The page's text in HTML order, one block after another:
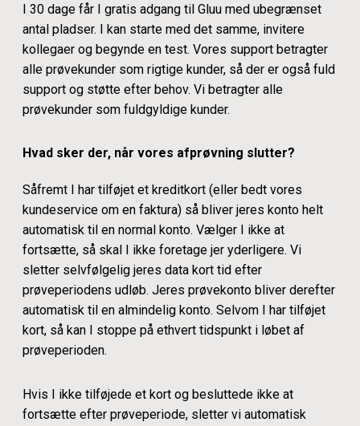
I 30 dage får I gratis adgang til Gluu med ubegrænset
antal pladser. I kan starte med det samme, invitere
kollegaer og begynde en test. Vores support betragter
alle prøvekunder som rigtige kunder, så der er også fuld
support og støtte efter behov. Vi betragter alle
prøvekunder som fuldgyldige kunder.
Hvad sker der, når vores afprøvning slutter?
Såfremt I har tilføjet et kreditkort (eller bedt vores
kundeservice om en faktura) så bliver jeres konto helt
automatisk til en normal konto. Vælger I ikke at
fortsætte, så skal I ikke foretage jer yderligere. Vi
sletter selvfølgelig jeres data kort tid efter
prøveperiodens udløb. Jeres prøvekonto bliver derefter
automatisk til en almindelig konto. Selvom I har tilføjet
kort, så kan I stoppe på ethvert tidspunkt i løbet af
prøveperioden.
Hvis I ikke tilføjede et kort og besluttede ikke at
fortsætte efter prøveperiode, sletter vi automatisk